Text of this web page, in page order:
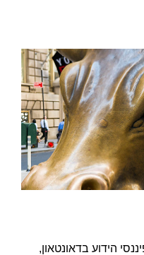
הידוע בדאונטאון,